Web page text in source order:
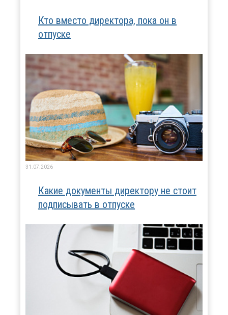
Кто вместо директора, пока он в
отпуске
31.07.2026
Какие документы директору не стоит
подписывать в отпуске